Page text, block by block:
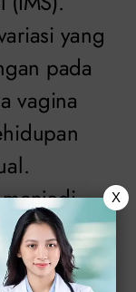
yang
pada
vagina
X